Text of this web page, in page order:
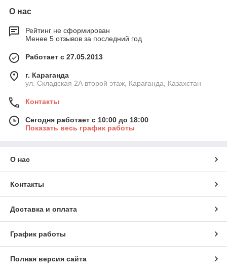
О нас
Рейтинг не сформирован
Менее 5 отзывов за последний год
Работает с 27.05.2013
г. Караганда
ул. Складская 2А второй этаж, Караганда, Казахстан
Контакты
Сегодня работает с 10:00 до 18:00
Показать весь график работы
О нас
Контакты
Доставка и оплата
График работы
Полная версия сайта